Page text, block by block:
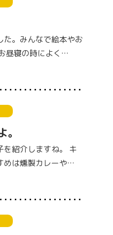
た。みんなで絵本やお
昼寝の時によく…
を紹介しますね。 キ
めは燻製カレーや…